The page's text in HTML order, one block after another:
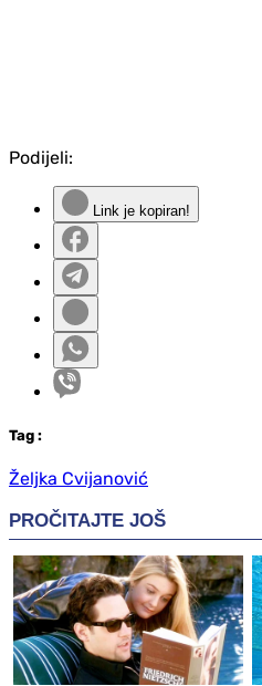
Podijeli:
Link je kopiran!
Tag :
Željka Cvijanović